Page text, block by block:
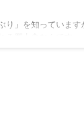
り」を知っています